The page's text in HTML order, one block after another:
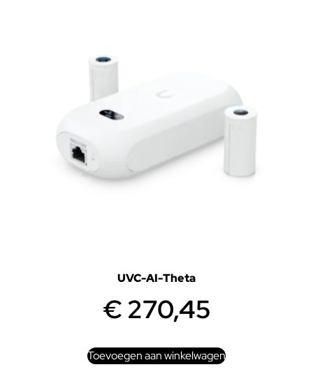
UVC-AI-Theta
€270,45
Toevoegen aan winkelwagen